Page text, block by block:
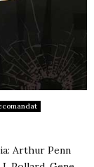
Arthur Penn